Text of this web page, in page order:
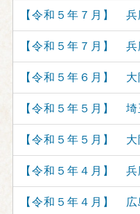
【令和５年７月】
【令和５年７月】
【令和５年６月】
【令和５年５月】
【令和５年５月】
【令和５年４月】
【令和５年４月】